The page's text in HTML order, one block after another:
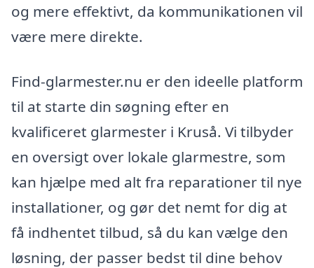
og mere effektivt, da kommunikationen vil
være mere direkte.
Find-glarmester.nu er den ideelle platform
til at starte din søgning efter en
kvalificeret glarmester i Kruså. Vi tilbyder
en oversigt over lokale glarmestre, som
kan hjælpe med alt fra reparationer til nye
installationer, og gør det nemt for dig at
få indhentet tilbud, så du kan vælge den
løsning, der passer bedst til dine behov